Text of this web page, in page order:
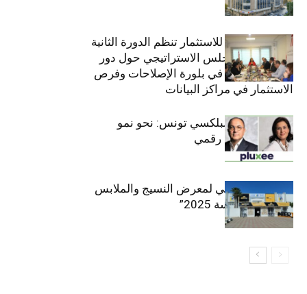
(+34.8%)
الهيئة التونسية للاستثمار تنظم الدورة الثانية
والعشرين للمجلس الاستراتيجي حول دور
القطاع الخاص في بلورة الإصلاحات وفرص
الاستثمار في مراكز البيانات
قيادة مزدوجة لبلكسي تونس: نحو نمو
متسارع وتحول رقمي
الافتتاح الرسمي لمعرض النسيج والملابس
“إنترتكس سوسة 2025”